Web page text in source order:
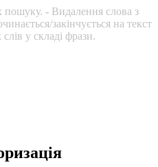
пошуку. - Видалення слова з
закінчується на текст
у складі фрази.